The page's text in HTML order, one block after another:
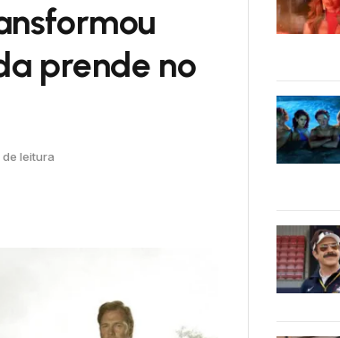
prende no
leitura